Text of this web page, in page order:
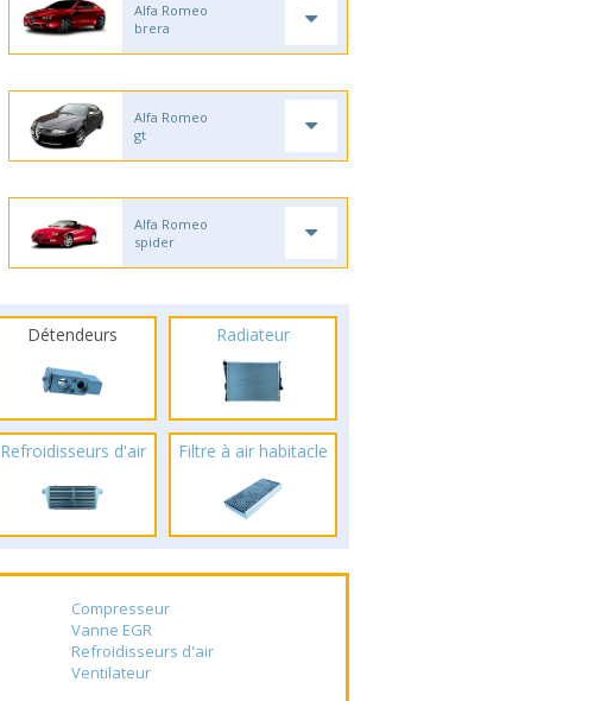
Alfa Romeo
brera
Alfa Romeo
gt
Alfa Romeo
spider
Détendeurs Radiateur
Refroidisseurs d'air Filtre à air habitacle
Compresseur
Vanne EGR
Refroidisseurs d'air
Ventilateur